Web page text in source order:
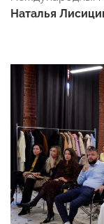
Наталья